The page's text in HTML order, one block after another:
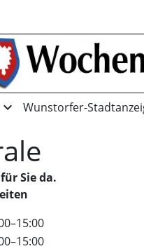
expand_more Wunstorfer-
Sie da.